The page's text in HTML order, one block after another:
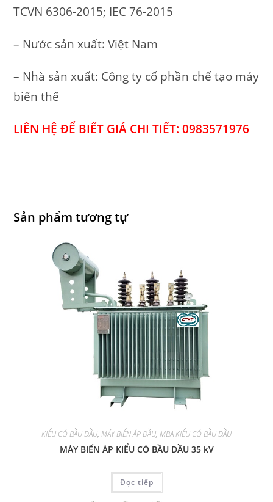
TCVN 6306-2015; IEC 76-2015
– Nước sản xuất: Việt Nam
– Nhà sản xuất: Công ty cổ phần chế tạo máy
biến thế
LIÊN HỆ ĐỂ BIẾT GIÁ CHI TIẾT: 0983571976
Sản phẩm tương tự
KIỂU CÓ BẦU DẦU, MÁY BIẾN ÁP DẦU, MBA KIỂU CÓ BẦU DẦU
MÁY BIẾN ÁP KIỂU CÓ BẦU DẦU 35 kV
Đọc tiếp